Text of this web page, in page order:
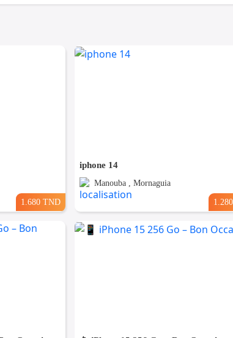
1.680 TND
iphone 14
Manouba , Mornaguia